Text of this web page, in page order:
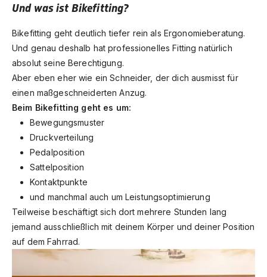
Und was ist Bikefitting?
Bikefitting geht deutlich tiefer rein als Ergonomieberatung.
Und genau deshalb hat professionelles Fitting natürlich
absolut seine Berechtigung.
Aber eben eher wie ein Schneider, der dich ausmisst für
einen maßgeschneiderten Anzug.
Beim Bikefitting geht es um:
Bewegungsmuster
Druckverteilung
Pedalposition
Sattelposition
Kontaktpunkte
und manchmal auch um Leistungsoptimierung
Teilweise beschäftigt sich dort mehrere Stunden lang
jemand ausschließlich mit deinem Körper und deiner Position
auf dem Fahrrad.